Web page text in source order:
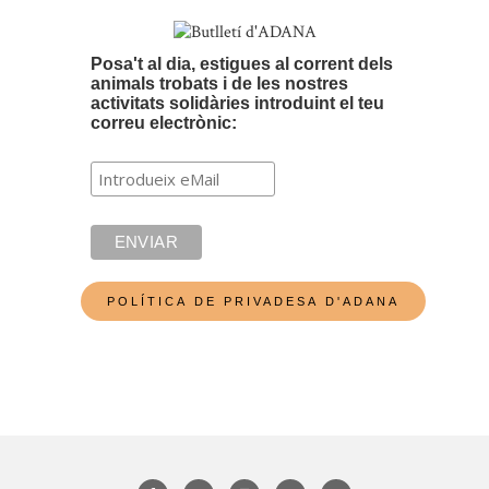
Posa't al dia, estigues al corrent dels
animals trobats i de les nostres
activitats solidàries introduint el teu
correu electrònic: